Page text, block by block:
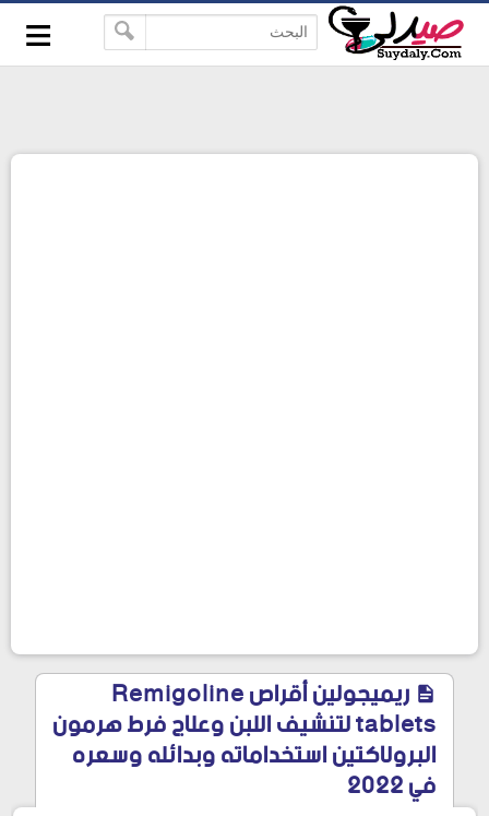
-->
google-site-verification=pbBDctPvwZJkSEHg2-
vmZ_yu86_9u3jQJgGN9H2FF9w
≡
ريميجولين أقراص Remigoline
tablets لتنشيف اللبن وعلاج فرط هرمون
البرولاكتين استخداماته وبدائله وسعره
في 2022